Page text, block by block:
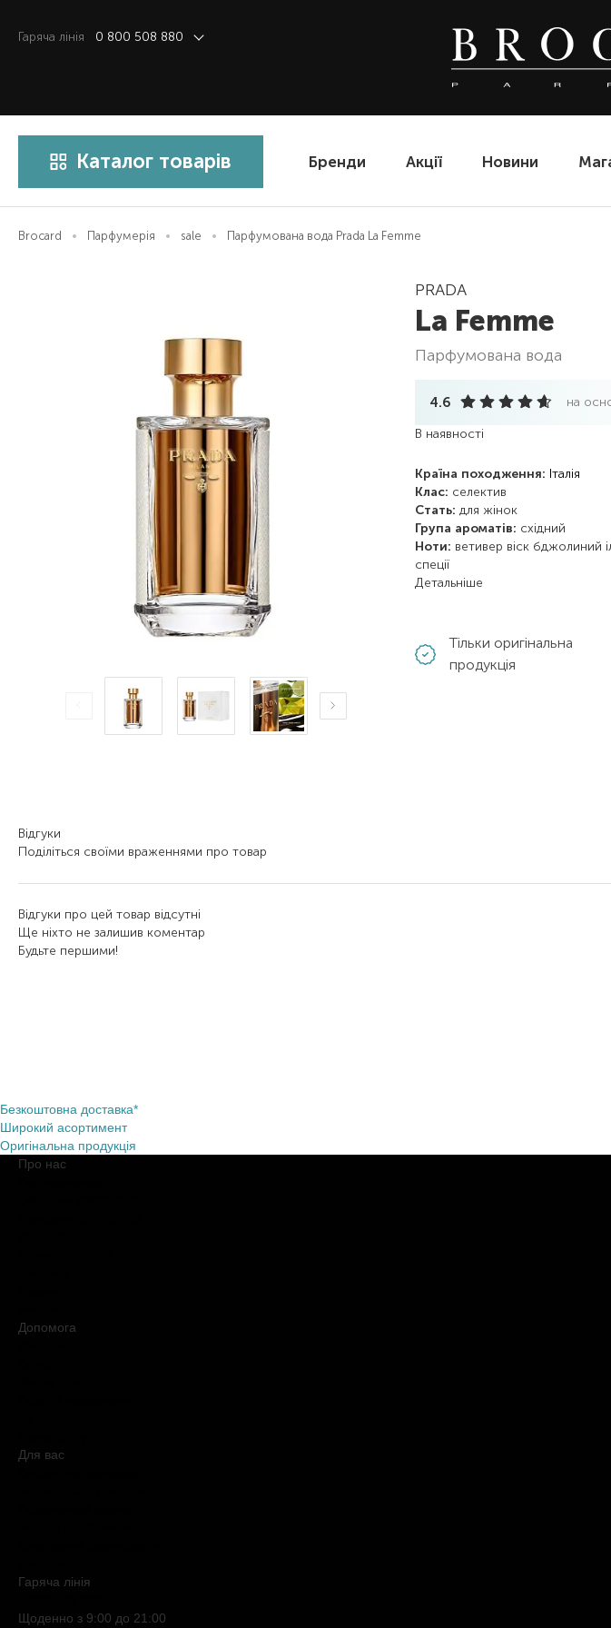
Гаряча лiнiя 0 800 508 880
Каталог товарів Бренди Акції Новини
Brocard Парфумерія sale Парфумована вода Prada La Femme
PRADA
La Femme
парфумована вода
4.6 на
В наявності
Країна походження: Італія
Клас: селектив
Стать: для жінок
Група ароматів: східний
Ноти: ветивер віск бджолиний
спеції
Детальніше
Тільки оригінальна
продукція
Відгуки
Поділіться своїми враженнями про товар
Відгуки про цей товар відсутні
Ще ніхто не залишив коментар
Будьте першими!
Безкоштовна доставка*
Широкий асортимент
Оригінальна продукція
Про нас
Допомога
Для вас
Гаряча лiнiя
Щоденно з 9:00 до 21:00